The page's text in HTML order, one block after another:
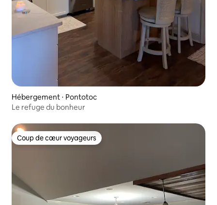
Hébergement ⋅ Pontotoc
Le refuge du bonheur
Coup de cœur voyageurs
Coup de cœur voyageurs